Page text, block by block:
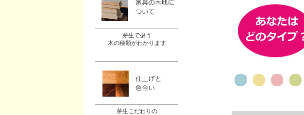
芽生で扱う
木の種類がわかります
芽生こだわりの